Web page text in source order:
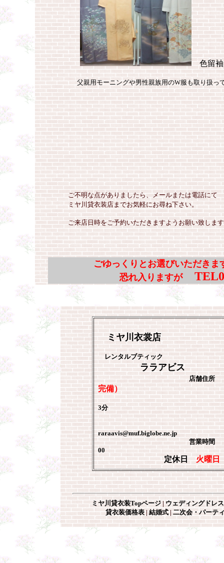
色留袖
父親用モーニングや男性親族用のW服も取り扱っ
ご不明な点がありましたら、メールまたは電話にて
ミヤ川貸衣装店までお気軽にお尋ね下さい。
ご来店日時をご予約いただきますようお願い致しま
ごゆっくりとお選びいただき
恐れ入りますが
ミヤ川衣裳店
レンタルブティック
ララアビス
店舗住所
完備）
●地下鉄烏丸線
3分
TEL
E-
raraavis@muf.biglobe.ne.jp
営業時間 AM 10
00
定休日火曜
ミヤ川貸衣装Topページ | ウェディングドレス
貸衣装価格表|結婚式|二次会・パーテ